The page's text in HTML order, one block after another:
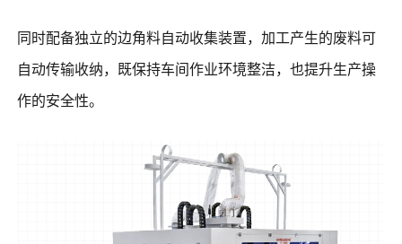
同时配备独立的边角料自动收集装置，加工产生的废料可
自动传输收纳，既保持车间作业环境整洁，也提升生产操
作的安全性。